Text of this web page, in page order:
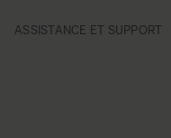
ASSISTANCE ET SUPPORT